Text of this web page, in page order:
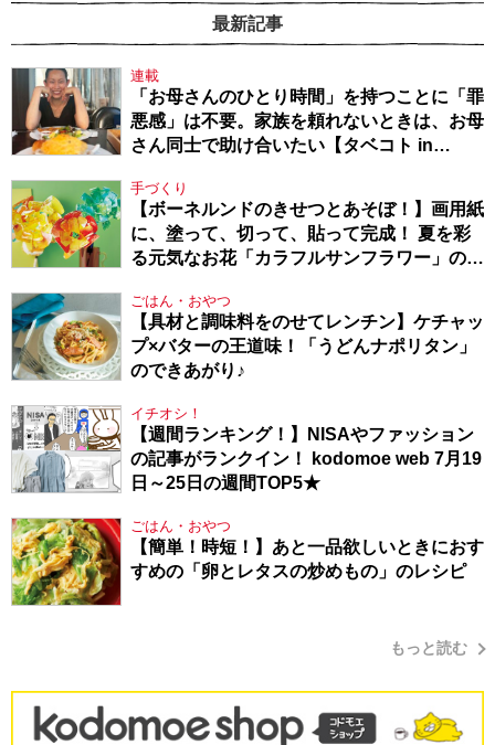
最新記事
連載
「お母さんのひとり時間」を持つことに「罪
悪感」は不要。家族を頼れないときは、お母
さん同士で助け合いたい【タベコト in
手づくり
【ボーネルンドのきせつとあそぼ！】画用紙
に、塗って、切って、貼って完成！ 夏を彩
る元気なお花「カラフルサンフラワー」の作
ごはん・おやつ
【具材と調味料をのせてレンチン】ケチャッ
プ×バターの王道味！「うどんナポリタン」
のできあがり♪
イチオシ！
【週間ランキング！】NISAやファッション
の記事がランクイン！ kodomoe web 7月19
日～25日の週間TOP5★
ごはん・おやつ
【簡単！時短！】あと一品欲しいときにおす
すめの「卵とレタスの炒めもの」のレシピ
もっと読む